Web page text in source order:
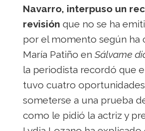
Navarro, interpuso un
revisión que no se ha
por el momento según ha
María Patiño en Sálvame
la periodista recordó que
tuvo cuatro
someterse a una prueba
como le pidió la actriz y